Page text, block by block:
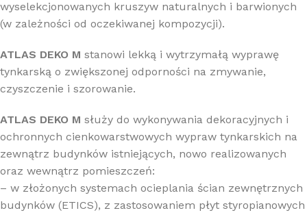
wyselekcjonowanych kruszyw naturalnych i barwionych
(w zależności od oczekiwanej kompozycji).
ATLAS DEKO M stanowi lekką i wytrzymałą wyprawę
tynkarską o zwiększonej odporności na zmywanie,
czyszczenie i szorowanie.
ATLAS DEKO M służy do wykonywania dekoracyjnych i
ochronnych cienkowarstwowych wypraw tynkarskich na
zewnątrz budynków istniejących, nowo realizowanych
oraz wewnątrz pomieszczeń:
– w złożonych systemach ocieplania ścian zewnętrznych
budynków (ETICS), z zastosowaniem płyt styropianowych